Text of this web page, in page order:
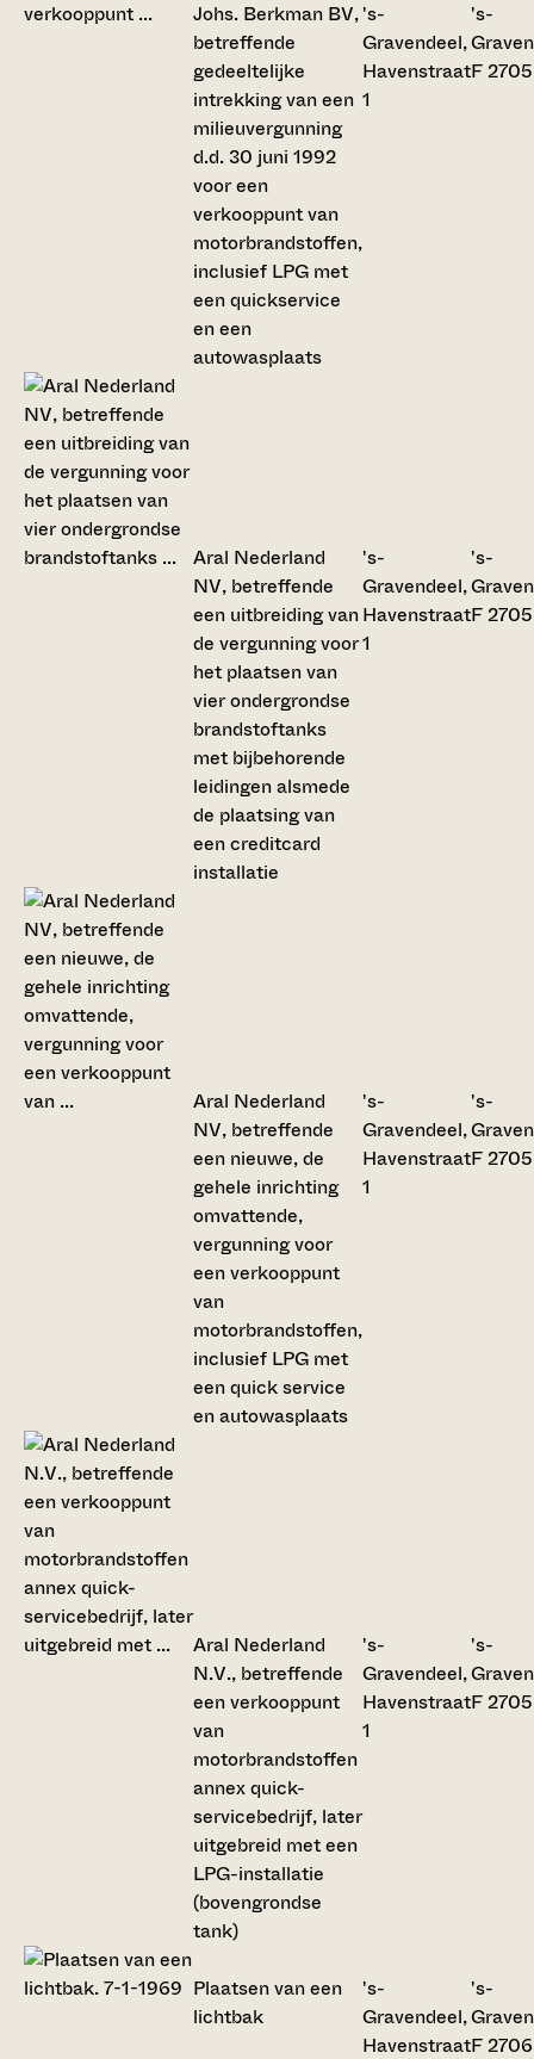
Johs. Berkman BV,
betreffende
gedeeltelijke
intrekking van een
milieuvergunning
d.d. 30 juni 1992
voor een
verkooppunt van
motorbrandstoffen,
inclusief LPG met
een quickservice
en een
autowasplaats
's-
Gravendeel,
Havenstraat
1
's-
F 2705
Aral Nederland
NV, betreffende
een uitbreiding van
de vergunning voor
het plaatsen van
vier ondergrondse
brandstoftanks
met bijbehorende
leidingen alsmede
de plaatsing van
een creditcard
installatie
's-
Gravendeel,
Havenstraat
1
's-
F 2705
Aral Nederland
NV, betreffende
een nieuwe, de
gehele inrichting
omvattende,
vergunning voor
een verkooppunt
van
motorbrandstoffen,
inclusief LPG met
een quick service
en autowasplaats
's-
Gravendeel,
Havenstraat
1
's-
F 2705
Aral Nederland
N.V., betreffende
een verkooppunt
van
motorbrandstoffen
annex quick-
servicebedrijf, later
uitgebreid met een
LPG-installatie
(bovengrondse
tank)
's-
Gravendeel,
Havenstraat
1
's-
F 2705
Plaatsen van een
lichtbak
's-
Gravendeel,
Havenstraat
's-
F 2706